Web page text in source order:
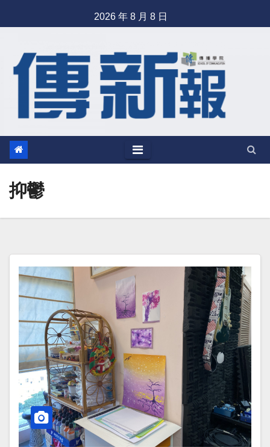
to
2026 年 8 月 8 日
抑鬱